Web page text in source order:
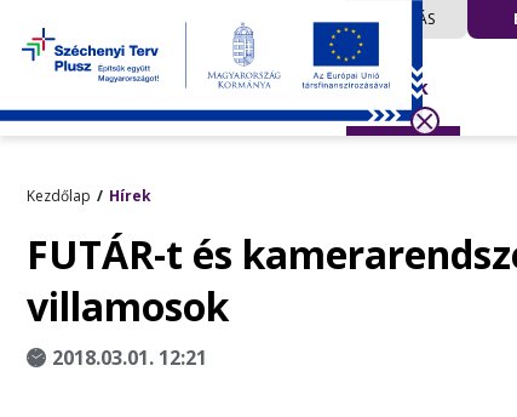
UTAZÁS
Hírek
Kezdőlap Hírek
FUTÁR-t és
villamosok
2018.03.01. 12:21